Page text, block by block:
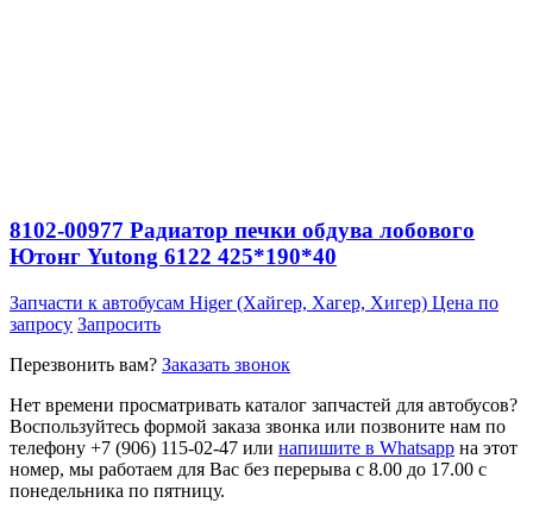
8102-00977 Радиатор печки обдува лобового
Ютонг Yutong 6122 425*190*40
Запчасти к автобусам Higer (Хайгер, Хагер, Хигер) Цена по
запросу Запросить
Перезвонить вам? Заказать звонок
Нет времени просматривать каталог запчастей для автобусов?
Воспользуйтесь формой заказа звонка или позвоните нам по
телефону +7 (906) 115-02-47 или напишите в Whatsapp на этот
номер, мы работаем для Вас без перерыва с 8.00 до 17.00 с
понедельника по пятницу.